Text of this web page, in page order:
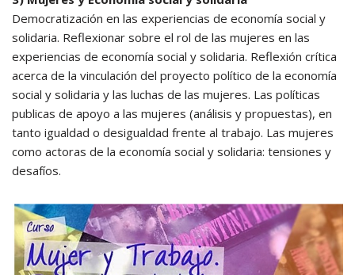
Democratización en las experiencias de economía social y
solidaria. Reflexionar sobre el rol de las mujeres en las
experiencias de economía social y solidaria. Reflexión crítica
acerca de la vinculación del proyecto político de la economía
social y solidaria y las luchas de las mujeres. Las políticas
publicas de apoyo a las mujeres (análisis y propuestas), en
tanto igualdad o desigualdad frente al trabajo. Las mujeres
como actoras de la economía social y solidaria: tensiones y
desafíos.